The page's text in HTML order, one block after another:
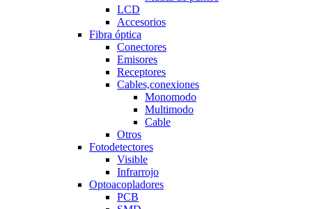
LCD
Accesorios
Fibra óptica
Conectores
Emisores
Receptores
Cables,conexiones
Monomodo
Multimodo
Cable
Otros
Fotodetectores
Visible
Infrarrojo
Optoacopladores
PCB